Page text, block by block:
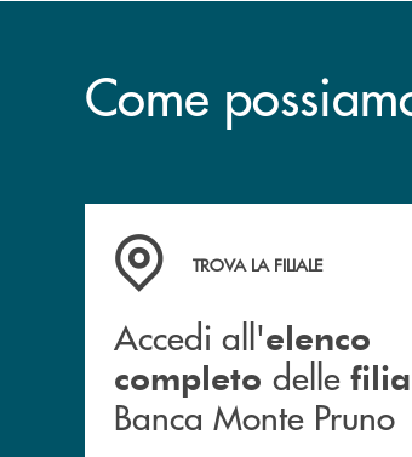
Come
Accedi all' elenco
TROVA LA FILIALE
Accedi all'elenco
completo delle
Banca Monte Pruno